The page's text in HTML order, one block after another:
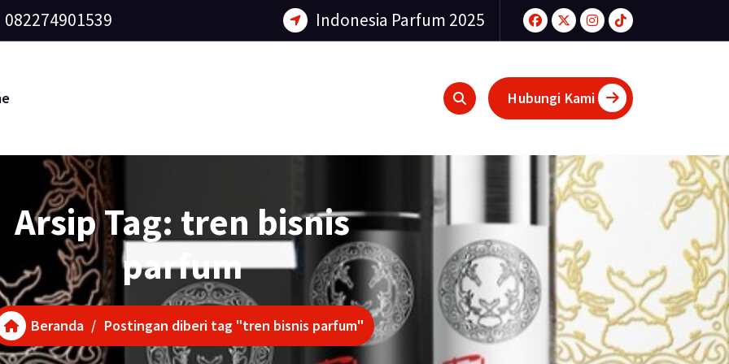
082274901539 Indonesia Parfum 2025
Hubungi Kami
Arsip Tag: tren bisnis
parfum
Beranda / Postingan diberi tag "tren bisnis parfum"